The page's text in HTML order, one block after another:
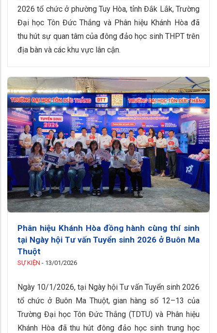
2026 tổ chức ở phường Tuy Hòa, tỉnh Đắk Lắk, Trường
Đại học Tôn Đức Thắng và Phân hiệu Khánh Hòa đã
thu hút sự quan tâm của đông đảo học sinh THPT trên
địa bàn và các khu vực lân cận.
Phân hiệu Khánh Hòa đồng hành cùng thí sinh
tại Ngày hội Tư vấn Tuyển sinh 2026 ở Buôn Ma
Thuột
SỰ KIỆN - 13/01/2026
Ngày 10/1/2026, tại Ngày hội Tư vấn Tuyển sinh 2026
tổ chức ở Buôn Ma Thuột, gian hàng số 12–13 của
Trường Đại học Tôn Đức Thắng (TDTU) và Phân hiệu
Khánh Hòa đã thu hút đông đảo học sinh trung học